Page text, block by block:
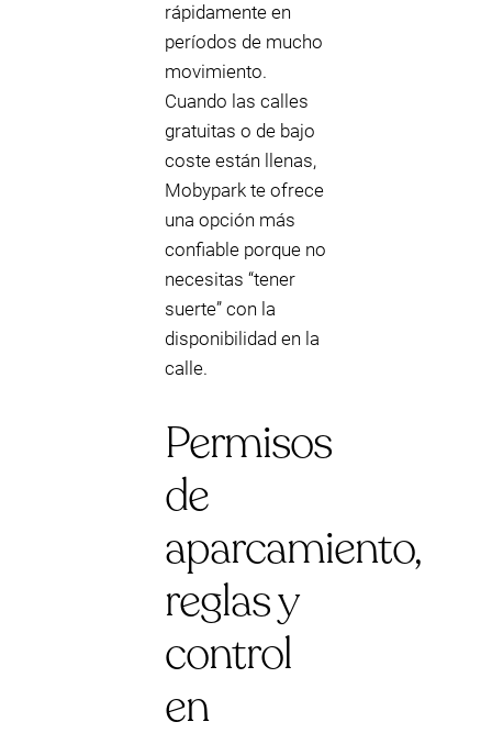
rápidamente en
períodos de mucho
movimiento.
Cuando las calles
gratuitas o de bajo
coste están llenas,
Mobypark te ofrece
una opción más
confiable porque no
necesitas “tener
suerte” con la
disponibilidad en la
calle.
Permisos
de
aparcamiento,
reglas y
control
en